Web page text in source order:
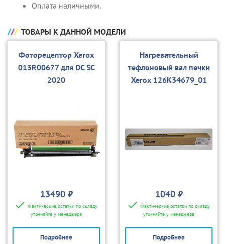
Оплата наличными.
ТОВАРЫ К ДАННОЙ МОДЕЛИ
Фоторецептор Xerox
013R00677 для DC SC
2020
13490 ₽
Фактические остатки по складу
уточняйте у менеджера
Подробнее
Нагревательный
тефлоновый вал печки
Xerox 126K34679_01
1040 ₽
Фактические остатки по складу
уточняйте у менеджера
Подробнее